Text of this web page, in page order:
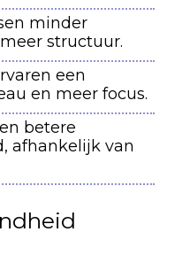
minder
structuur.
een
en meer focus.
betere
afhankelijk van